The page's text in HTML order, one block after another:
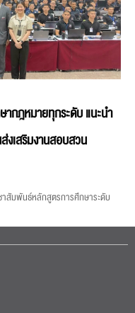
กฎหมายทุกระดับ แนะนำ
เสริมงานสอบสวน
สัมพันธ์หลักสูตรการศึกษาระดับ